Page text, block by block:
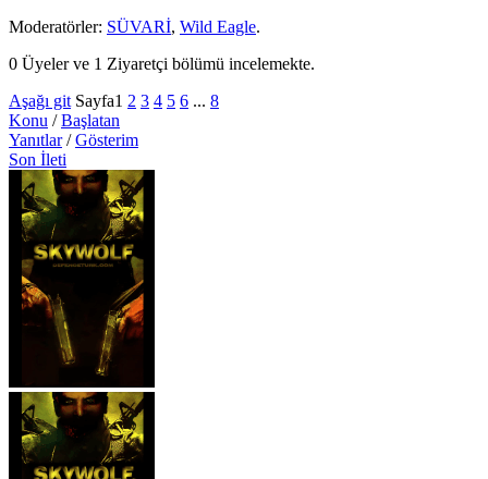
Moderatörler: SÜVARİ, Wild Eagle.
0 Üyeler ve 1 Ziyaretçi bölümü incelemekte.
Aşağı git Sayfa1 2 3 4 5 6 ... 8
Konu /Başlatan
Yanıtlar/Gösterim
Son İleti